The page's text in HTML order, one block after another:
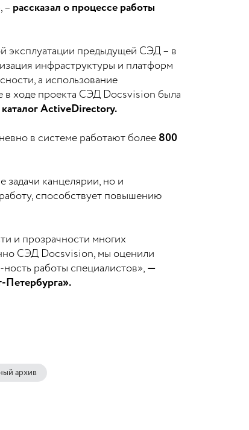
– рассказал о процессе работы
эксплуатации предыдущей СЭД – в
инфраструктуры и платформ
а использование
в ходе проекта СЭД Docsvision была
ActiveDirectory.
в системе работают более 800
задачи канцелярии, но и
способствует повышению
и прозрачности многих
СЭД Docsvision, мы оценили
работы специалистов», —
Петербурга».
архив